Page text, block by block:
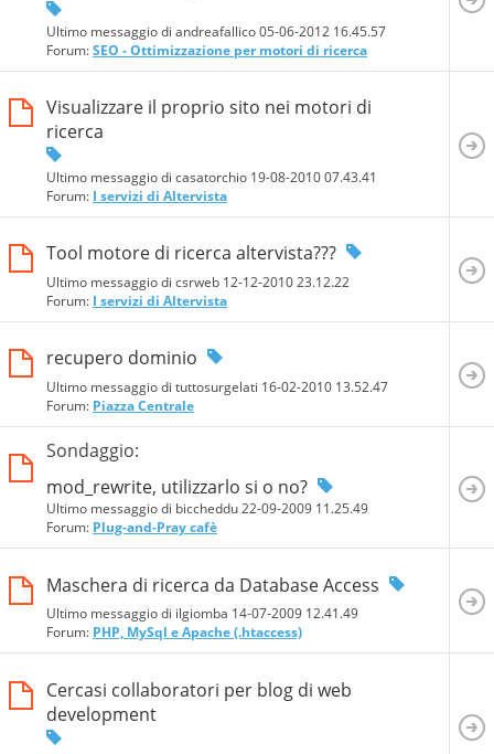
Ultimo messaggio di andreafallico 05-06-2012 16.45.57
Forum:SEO - Ottimizzazione per motori di ricerca
Visualizzare il proprio sito nei motori di
ricerca
Ultimo messaggio di casatorchio 19-08-201007.43.41
Forum: I servizi di Altervista
Tool motore di ricerca altervista???
Ultimo messaggio di csrweb 12-12-201023.12.22
Forum: I servizi di Altervista
recupero dominio
Ultimo messaggio di tuttosurgelati 16-02-2010 13.52.47
Forum: Piazza Centrale
Sondaggio:
mod_rewrite, utilizzarlo si o no?
Ultimo messaggio di biccheddu 22-09-2009 11.25.49
Forum: Plug-and-Pray cafè
Maschera di ricerca da Database Access
Ultimo messaggio di ilgiomba 14-07-2009 12.41.49
Forum: PHP, MySql e Apache (.htaccess)
Cercasi collaboratori per blog di web
development